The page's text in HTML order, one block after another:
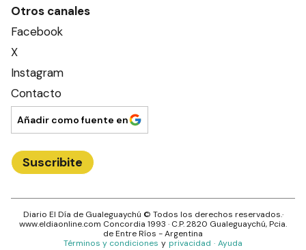
Otros canales
Facebook
X
Instagram
Contacto
Añadir como fuente en
Suscribite
Diario El Día de Gualeguaychú © Todos los derechos reservados.·
www.eldiaonline.com Concordia 1993 · C.P.2820 Gualeguaychú, Pcia.
deEntre Ríos - Argentina
Términos y condiciones y privacidad · Ayuda